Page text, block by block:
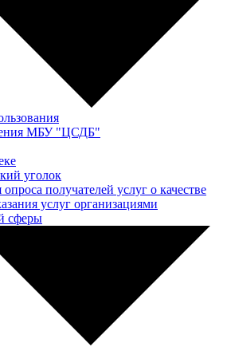
МБУ "ЦСДБ"
уголок
получателей услуг о качестве
услуг организациями
сферы